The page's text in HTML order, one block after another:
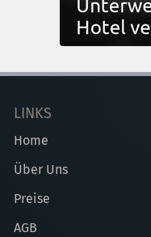
LINKS
Home
Über Uns
Preise
AGB